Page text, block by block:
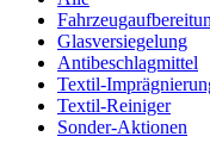
Glasversiegelung
Antibeschlagmittel
Textil-
Textil-Reiniger
Sonder-Aktionen